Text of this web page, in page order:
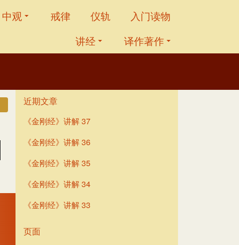
中观 戒律 仪轨
入门读物
讲经
译作著作
近期文章
《金刚经》讲解 37
《金刚经》讲解 36
《金刚经》讲解 35
《金刚经》讲解 34
《金刚经》讲解 33
页面